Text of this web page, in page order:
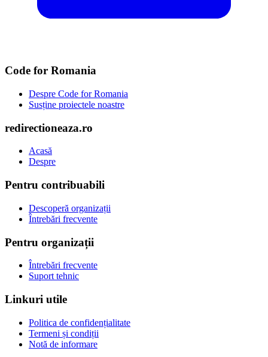
Code for Romania
Despre Code for Romania
Susține proiectele noastre
redirectioneaza.ro
Acasă
Despre
Pentru contribuabili
Descoperă organizații
Întrebări frecvente
Pentru organizații
Întrebări frecvente
Suport tehnic
Linkuri utile
Politica de confidențialitate
Termeni și condiții
Notă de informare